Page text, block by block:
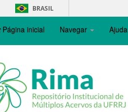
BRASIL
Página inicial Navegar Ajuda